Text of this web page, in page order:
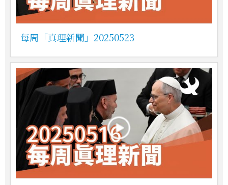
每周「真理新聞」20250523